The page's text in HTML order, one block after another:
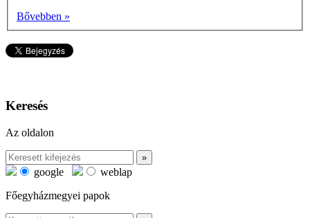
Bővebben »
Keresés
Az oldalon
google
weblap
Főegyházmegyei papok